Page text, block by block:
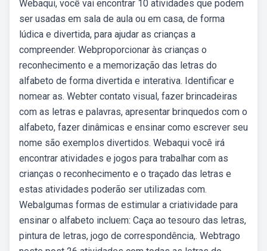
Webaqui, você vai encontrar 10 atividades que podem
ser usadas em sala de aula ou em casa, de forma
lúdica e divertida, para ajudar as crianças a
compreender. Webproporcionar às crianças o
reconhecimento e a memorização das letras do
alfabeto de forma divertida e interativa. Identificar e
nomear as. Webter contato visual, fazer brincadeiras
com as letras e palavras, apresentar brinquedos com o
alfabeto, fazer dinâmicas e ensinar como escrever seu
nome são exemplos divertidos. Webaqui você irá
encontrar atividades e jogos para trabalhar com as
crianças o reconhecimento e o traçado das letras e
estas atividades poderão ser utilizadas com.
Webalgumas formas de estimular a criatividade para
ensinar o alfabeto incluem: Caça ao tesouro das letras,
pintura de letras, jogo de correspondência,. Webtrago